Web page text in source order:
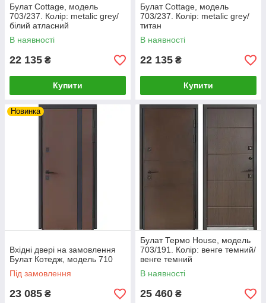
Булат Cottage, модель
703/237. Колір: metalic grey/
білий атласний
В наявності
22 135 ₴
Купити
Булат Cottage, модель
703/237. Колір: metalic grey/
титан
В наявності
22 135 ₴
Купити
Новинка
Вхідні двері на замовлення
Булат Котедж, модель 710
Під замовлення
23 085 ₴
Булат Термо House, модель
703/191. Колір: венге темний/
венге темний
В наявності
25 460 ₴